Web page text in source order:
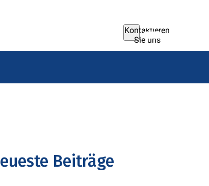
Kontaktieren
Sie uns
Beiträge